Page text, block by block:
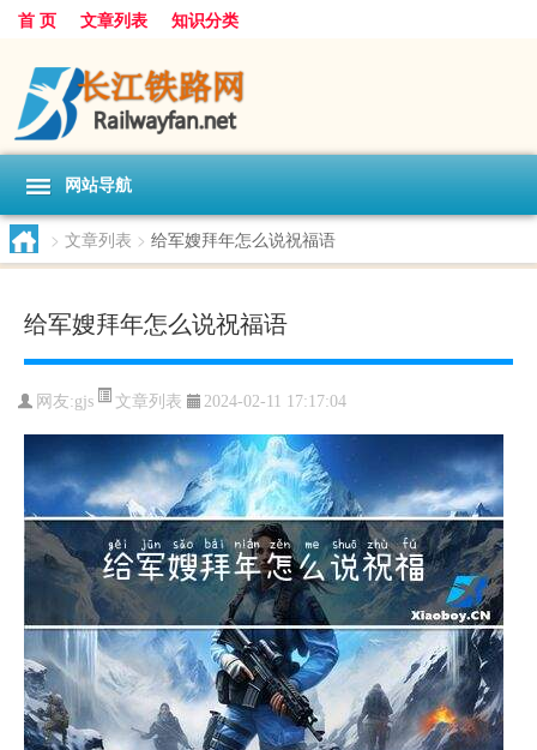
首 页 文章列表 知识分类
网站导航
> 文章列表 > 给军嫂拜年怎么说祝福语
给军嫂拜年怎么说祝福语
网友:gjs 文章列表 2024-02-11 17:17:04